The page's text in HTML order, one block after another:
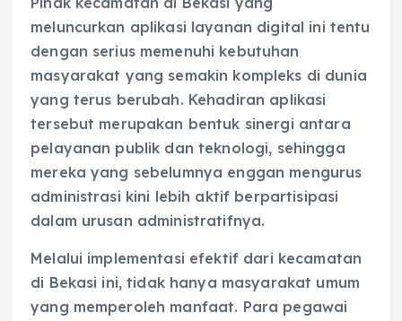
meluncurkan aplikasi layanan digital ini tentu
dengan serius memenuhi kebutuhan
masyarakat yang semakin kompleks di dunia
yang terus berubah. Kehadiran aplikasi
tersebut merupakan bentuk sinergi antara
pelayanan publik dan teknologi, sehingga
mereka yang sebelumnya enggan mengurus
administrasi kini lebih aktif berpartisipasi
dalam urusan administratifnya.
Melalui implementasi efektif dari kecamatan
di Bekasi ini, tidak hanya masyarakat umum
yang memperoleh manfaat. Para pegawai